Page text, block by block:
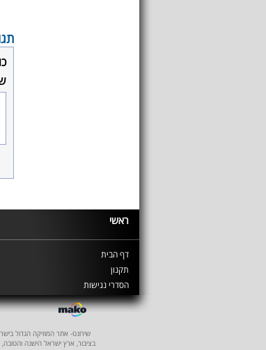
ראשי
דף הבית
תקנון
הסדרי נגישות
שירונט- אתר המוזיקה הגדול
בציבור, ארץ ישראל הישנה והטובה,